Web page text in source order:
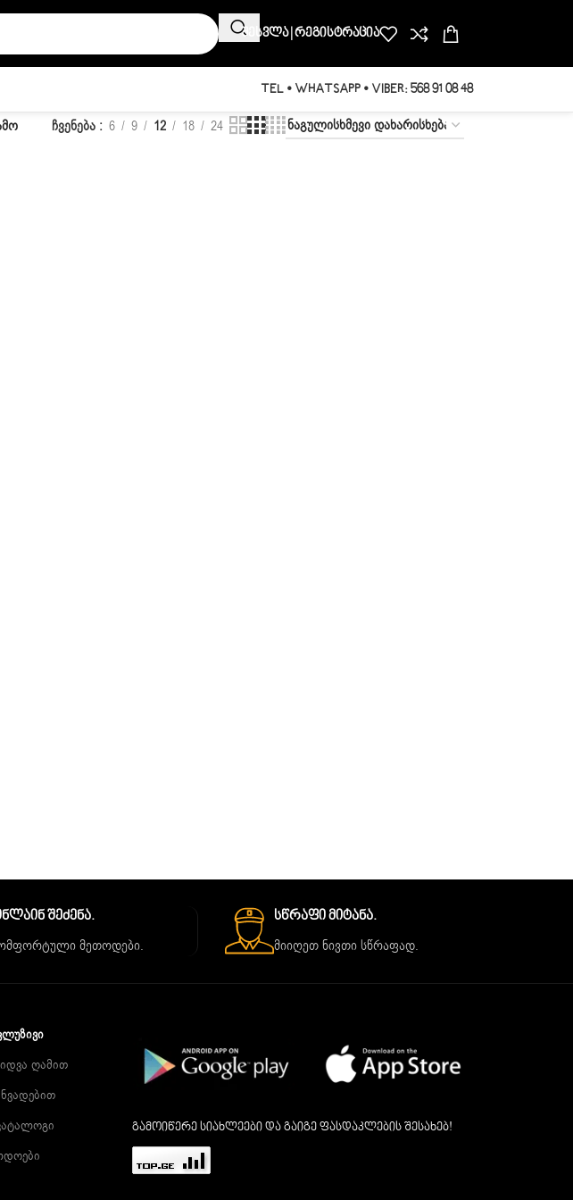
Შესვლა | Რეგისტრაცია
TEL • WHATSAPP • VIBER: 568 91 08 48
ჩვენება 6 9 12 18 24
Შეძენა.
მეთოდები.
Სწრაფი Მიტანა.
მიიღეთ ნივთი სწრაფად.
ღამით
გამოიწერე სიახლეები და გაიგე ფასდაკლების შესახებ!